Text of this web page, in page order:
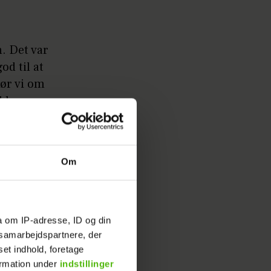
Om
om IP-adresse, ID og din
der
indhold, foretage
under indstillinger
Det var
til at
vi om
om
far ikke